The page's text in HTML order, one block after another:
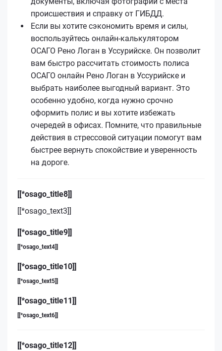
происшествия и справку от ГИБДД.
Если вы хотите сэкономить время и силы,
воспользуйтесь онлайн-калькулятором
ОСАГО Рено Логан в Уссурийске. Он позволит
вам быстро рассчитать стоимость полиса
ОСАГО онлайн Рено Логан в Уссурийске и
выбрать наиболее выгодный вариант. Это
особенно удобно, когда нужно срочно
оформить полис и вы хотите избежать
очередей в офисах. Помните, что правильные
действия в стрессовой ситуации помогут вам
быстрее вернуть спокойствие и уверенность
на дороге.
[[*osago_title8]]
[[*osago_text3]]
[[*osago_title9]]
[[*osago_text4]]
[[*osago_title10]]
[[*osago_text5]]
[[*osago_title11]]
[[*osago_text6]]
[[*osago_title12]]